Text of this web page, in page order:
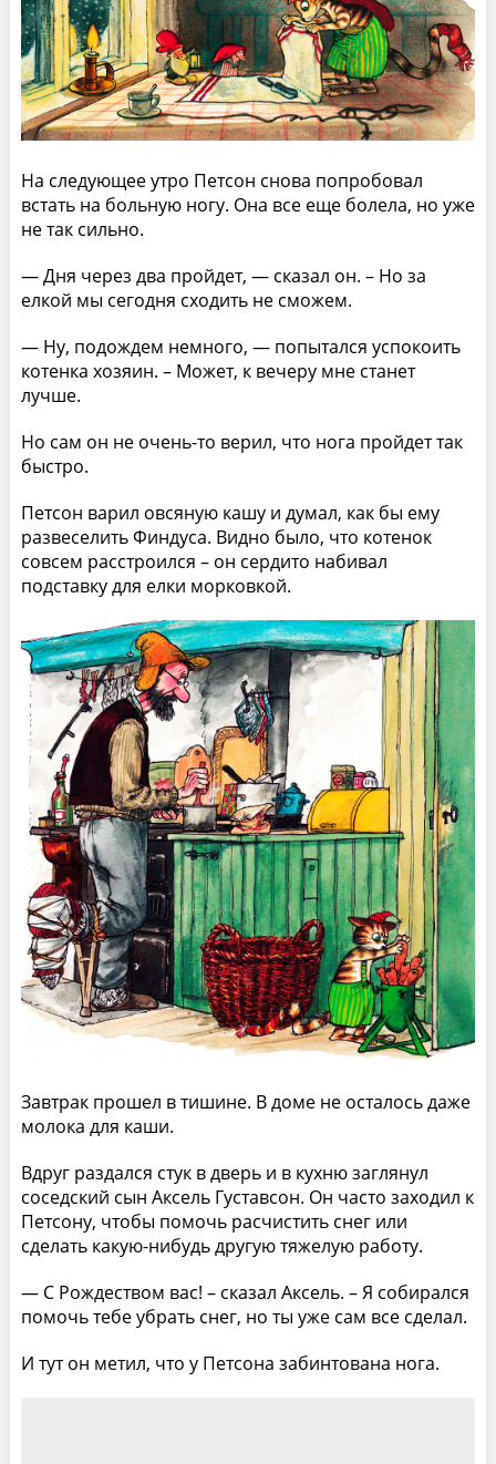
На следующее утро Петсон снова попробовал
встать на больную ногу. Она все еще болела, но уже
не так сильно.
— Дня через два пройдет, — сказал он. – Но за
елкой мы сегодня сходить не сможем.
— Ну, подождем немного, — попытался успокоить
котенка хозяин. – Может, к вечеру мне станет
лучше.
Но сам он не очень-то верил, что нога пройдет так
быстро.
Петсон варил овсяную кашу и думал, как бы ему
развеселить Финдуса. Видно было, что котенок
совсем расстроился – он сердито набивал
подставку для елки морковкой.
Завтрак прошел в тишине. В доме не осталось даже
молока для каши.
Вдруг раздался стук в дверь и в кухню заглянул
соседский сын Аксель Густавсон. Он часто заходил к
Петсону, чтобы помочь расчистить снег или
сделать какую-нибудь другую тяжелую работу.
— С Рождеством вас! – сказал Аксель. – Я собирался
помочь тебе убрать снег, но ты уже сам все сделал.
И тут он метил, что у Петсона забинтована нога.